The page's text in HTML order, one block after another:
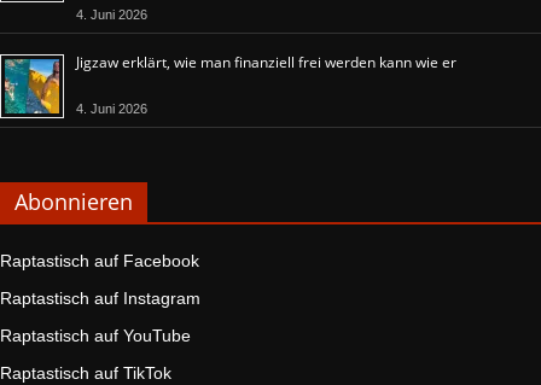
4. Juni 2026
Jigzaw erklärt, wie man finanziell frei werden kann wie er
4. Juni 2026
Abonnieren
Raptastisch auf Facebook
Raptastisch auf Instagram
Raptastisch auf YouTube
Raptastisch auf TikTok